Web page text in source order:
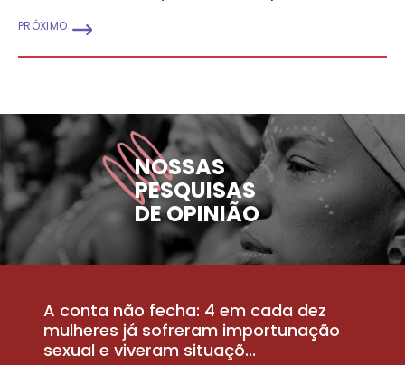
PRÓXIMO
NOSSAS
PESQUISAS
DE OPINIÃO
A conta não fecha: 4 em cada dez
mulheres já sofreram importunação
sexual e viveram situaçõ...